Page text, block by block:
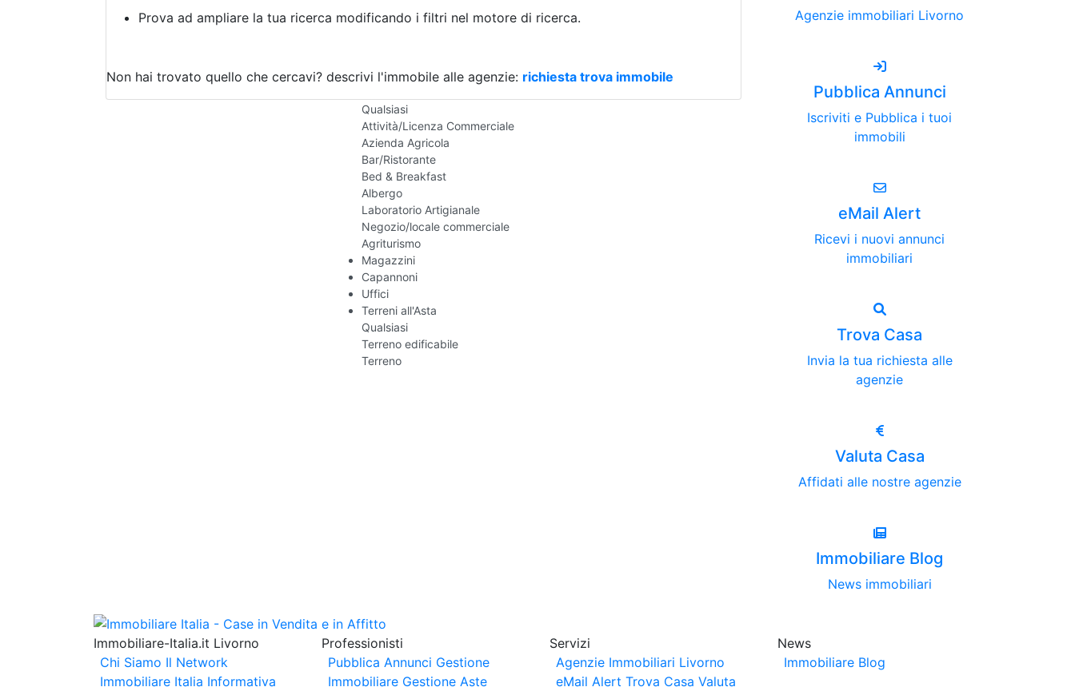
Camera d'Albergo
Box/Garage
Qualsiasi
Attività/Licenza Commerciale
Azienda Agricola
Bar/Ristorante
Bed & Breakfast
Albergo
Laboratorio Artigianale
Negozio/locale commerciale
Agriturismo
Magazzini
Capannoni
Uffici
Terreni all'Asta
Qualsiasi
Terreno edificabile
Terreno
Prova ad ampliare la tua ricerca modificando i filtri nel motore di ricerca.
Non hai trovato quello che cercavi? descrivi l'immobile alle agenzie: richiesta trova immobile
Agenzie immobiliari Livorno
Pubblica Annunci
Iscriviti e Pubblica i tuoi
immobili
eMail Alert
Ricevi i nuovi annunci
immobiliari
Trova Casa
Invia la tua richiesta alle
agenzie
Valuta Casa
Affidati alle nostre agenzie
Immobiliare Blog
News immobiliari
Immobiliare-Italia.it Livorno
Chi Siamo Il Network
Immobiliare Italia Informativa
Professionisti
Pubblica Annunci Gestione
Immobiliare Gestione Aste
Servizi
Agenzie Immobiliari Livorno
eMail Alert Trova Casa Valuta
News
Immobiliare Blog